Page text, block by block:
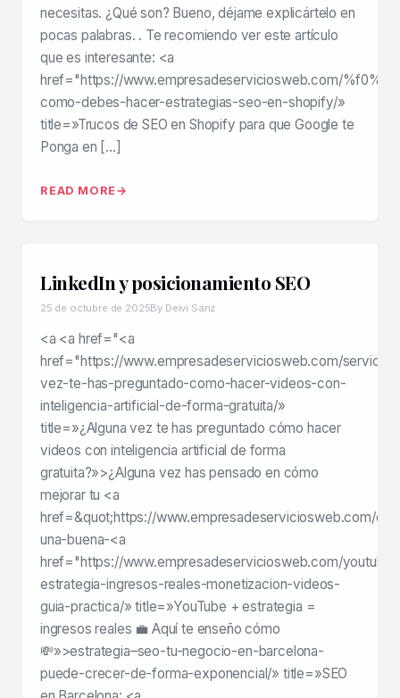
necesitas. ¿Qué son? Bueno, déjame explicártelo en
pocas palabras. . Te recomiendo ver este artículo
que es interesante: <a
href="https://www.empresadeserviciosweb.com/
como-debes-hacer-estrategias-seo-en-shopify/»
title=»Trucos de SEO en Shopify para que Google te
Ponga en […]
READ MORE
LinkedIn y posicionamiento SEO
25 de octubre de 2025By Deivi Sanz
<a <a href="<a
href="https://www.empresadeserviciosweb.com/
vez-te-has-preguntado-como-hacer-videos-con-
inteligencia-artificial-de-forma-gratuita/»
title=»¿Alguna vez te has preguntado cómo hacer
videos con inteligencia artificial de forma
gratuita?»>¿Alguna vez has pensado en cómo
mejorar tu <a
href=&quot;https://www.empresadeserviciosweb.com/
una-buena-<a
href="https://www.empresadeserviciosweb.com/youtube-
estrategia-ingresos-reales-monetizacion-videos-
guia-practica/» title=»YouTube + estrategia =
ingresos reales 💼 Aquí te enseño cómo
💸»>estrategia–seo-tu-negocio-en-barcelona-
puede-crecer-de-forma-exponencial/» title=»SEO